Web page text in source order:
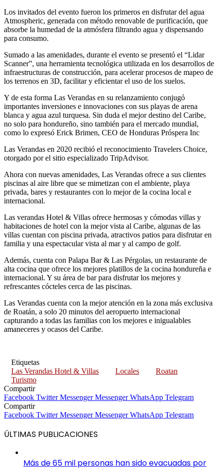
Los invitados del evento fueron los primeros en disfrutar del agua
Atmospheric, generada con método renovable de purificación, que
absorbe la humedad de la atmósfera filtrando agua y dispensando
para consumo.
Sumado a las amenidades, durante el evento se presentó el “Lidar
Scanner”, una herramienta tecnológica utilizada en los desarrollos de
infraestructuras de construcción, para acelerar procesos de mapeo de
los terrenos en 3D, facilitar y eficientar el uso de los suelos.
Y de esta forma Las Verandas en su relanzamiento conjugó
importantes inversiones e innovaciones con sus playas de arena
blanca y agua azul turquesa. Sin duda el mejor destino del Caribe,
no solo para hondureño, sino también para el mercado mundial,
como lo expresó Erick Brimen, CEO de Honduras Próspera Inc
Las Verandas en 2020 recibió el reconocimiento Travelers Choice,
otorgado por el sitio especializado TripAdvisor.
Ahora con nuevas amenidades, Las Verandas ofrece a sus clientes
piscinas al aire libre que se mimetizan con el ambiente, playa
privada, bares y restaurantes con lo mejor de la cocina local e
internacional.
Las verandas Hotel & Villas ofrece hermosas y cómodas villas y
habitaciones de hotel con la mejor vista al Caribe, algunas de las
villas cuentan con piscina privada, atractivos patios para disfrutar en
familia y una espectacular vista al mar y al campo de golf.
Además, cuenta con Palapa Bar & Las Pérgolas, un restaurante de
alta cocina que ofrece los mejores platillos de la cocina hondureña e
internacional. Y su área de bar para disfrutar los mejores y
refrescantes cócteles cerca de las piscinas.
Las Verandas cuenta con la mejor atención en la zona más exclusiva
de Roatán, a solo 20 minutos del aeropuerto internacional
capturando a todas las familias con los mejores e inigualables
amaneceres y ocasos del Caribe.
Etiquetas
Las Verandas Hotel & Villas
Locales
Roatan
Turismo
Compartir
Facebook Twitter Messenger Messenger WhatsApp Telegram
Compartir
Facebook Twitter Messenger Messenger WhatsApp Telegram
ÚLTIMAS PUBLICACIONES
Más de 65 mil personas han sido evacuadas por